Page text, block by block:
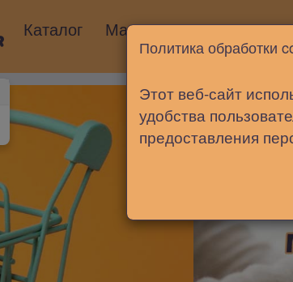
Каталог Магазины Новости
Политика обработки
Этот веб-сайт
удобства
предоставления